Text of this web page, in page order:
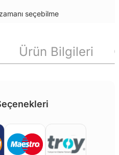
seçebilme
Ürün Bilgileri